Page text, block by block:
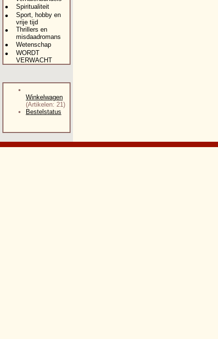
Spiritualiteit
Sport, hobby en
vrije tijd
Thrillers en
misdaadromans
Wetenschap
WORDT
VERWACHT
Winkelwagen
(Artikelen: 21)
Bestelstatus